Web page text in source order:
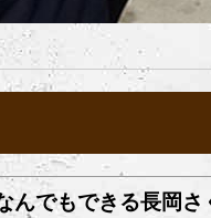
んでもできる長岡さ